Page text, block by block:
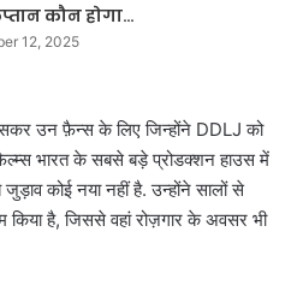
कौन होगा…
12, 2025
उन फ़ैन्स के लिए जिन्होंने DDLJ को
भारत के सबसे बड़े प्रोडक्शन हाउस में
कोई नया नहीं है. उन्होंने सालों से
किया है, जिससे वहां रोज़गार के अवसर भी